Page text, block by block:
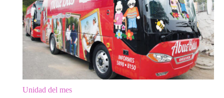
Unidad del mes